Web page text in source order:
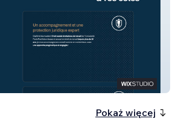
Pokaż więcej